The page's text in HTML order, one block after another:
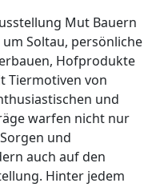
Mut Bauern
Soltau, persönliche
Hofprodukte
Tiermotiven von
und
warfen nicht nur
und
auch auf den
Hinter jedem